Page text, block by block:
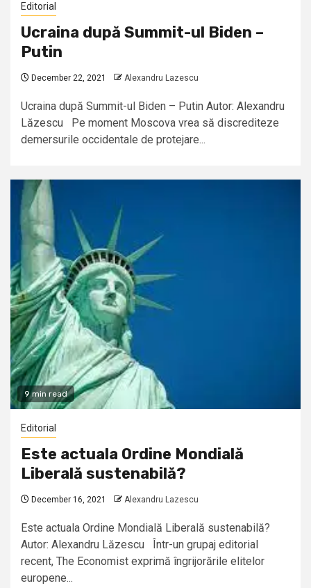
Editorial
Ucraina după Summit-ul Biden –
Putin
December 22, 2021 Alexandru Lazescu
Ucraina după Summit-ul Biden – Putin Autor: Alexandru
Lăzescu Pe moment Moscova vrea să discrediteze
demersurile occidentale de protejare...
9 min read
Editorial
Este actuala Ordine Mondială
Liberală sustenabilă?
December 16, 2021 Alexandru Lazescu
Este actuala Ordine Mondială Liberală sustenabilă?
Autor: Alexandru Lăzescu Într-un grupaj editorial
recent, The Economist exprimă îngrijorările elitelor
europene...